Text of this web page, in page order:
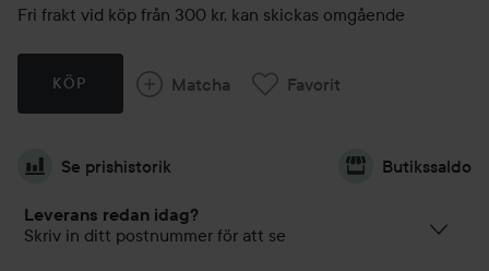
Fri frakt vid köp från 300 kr, kan skickas omgående
KÖP Matcha Favorit
Se prishistorik Butikssaldo
Leverans redan idag?
Skriv in ditt postnummer för att se